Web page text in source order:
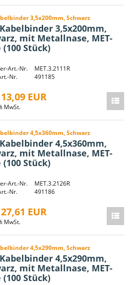
3,5x200mm, Schwarz
3,5x200mm,
mit Metallnase, MET-
(100 Stück)
Art.-Nr.
MET.3.2111R
Nr.
491185
EUR
MwSt.
4,5x360mm, Schwarz
4,5x360mm,
mit Metallnase, MET-
(100 Stück)
Art.-Nr.
MET.3.2126R
Nr.
491186
EUR
MwSt.
4,5x290mm, Schwarz
4,5x290mm,
mit Metallnase, MET-
(100 Stück)